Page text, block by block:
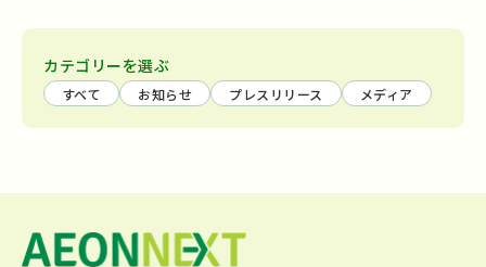
カテゴリーを選ぶ
すべて お知らせ プレスリリース メディア